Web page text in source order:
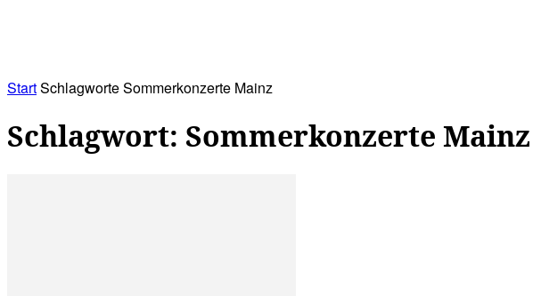
StartSchlagworteSommerkonzerte Mainz
Schlagwort: Sommerkonzerte Mainz